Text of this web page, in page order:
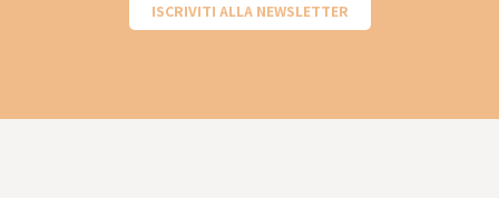
ISCRIVITI ALLA NEWSLETTER